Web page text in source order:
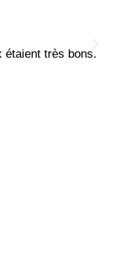
étaient très bons.